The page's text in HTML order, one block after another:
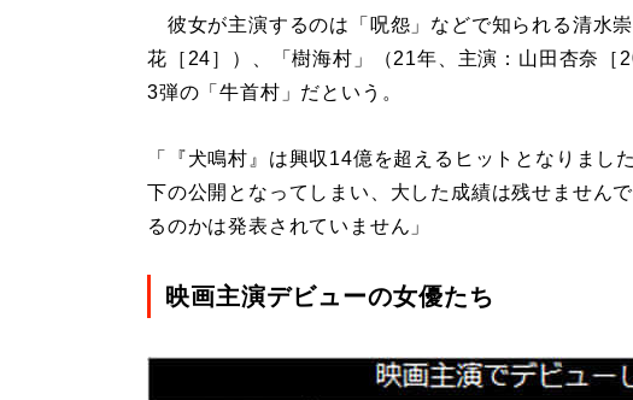
彼女が主演するのは「呪怨」などで知られる清水
花［24］）、「樹海村」（21年、主演：山田杏奈［
3弾の「牛首村」だという。
「『犬鳴村』は興収14億を超えるヒットとなりまし
下の公開となってしまい、大した成績は残せません
るのかは発表されていません」
映画主演デビューの女優たち